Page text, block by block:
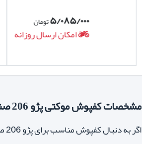
۵/۰۸۵/۰۰۰تومان
امکان ارسال روزانه
مشخصات کفپوش موکتی پژو 206 صندوقدار اس دی sd
اگر به دنبالکفپوش مناسب برای پژو 206 صندوقدار اس دی sd